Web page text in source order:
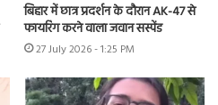
बिहार में छात्र प्रदर्शन के दौरान AK-47 से
फायरिंग करने वाला जवान सस्पेंड
27 July 2026 - 1:25 PM